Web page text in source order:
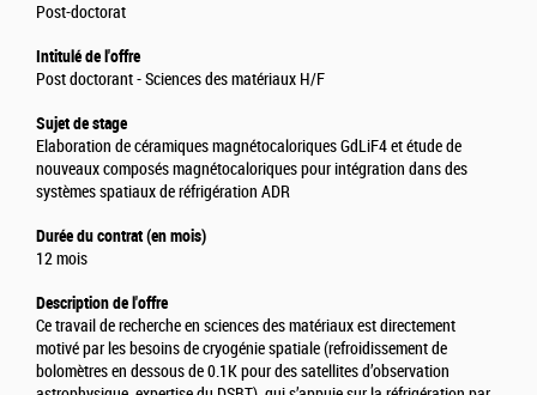
Post-doctorat
Intitulé de l'offre
Post doctorant - Sciences des matériaux H/F
Sujet de stage
Elaboration de céramiques magnétocaloriques GdLiF4 et étude de
nouveaux composés magnétocaloriques pour intégration dans des
systèmes spatiaux de réfrigération ADR
Durée du contrat (en mois)
12 mois
Description de l'offre
Ce travail de recherche en sciences des matériaux est directement
motivé par les besoins de cryogénie spatiale (refroidissement de
bolomètres en dessous de 0.1K pour des satellites d’observation